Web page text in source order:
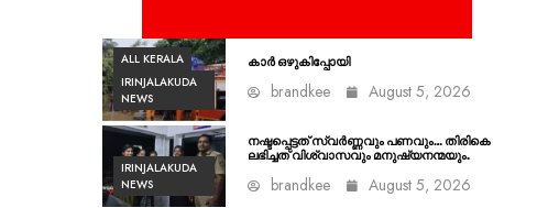
ALL KERALA
IRINJALAKUDA
NEWS
കാർ ഒഴുകിപ്പോയി
brandkee August 5, 2026
IRINJALAKUDA
NEWS
നഷ്ടപ്പെട്ടത് സ്വർണ്ണവും പണവും… തിരികെ
ലഭിച്ചത് വിശ്വാസവും മനുഷ്യനന്മയും.
brandkee August 5, 2026